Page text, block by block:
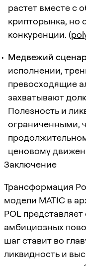
растет вместе с
крипторынка, но
конкуренции. (
Медвежий
исполнении,
превосходящие
захватывают
Полезность и
ограниченными,
ценовому
Заключение
Трансформация
модели MATIC в
POL
амбициозных
шаг ставит во
ликвидность и